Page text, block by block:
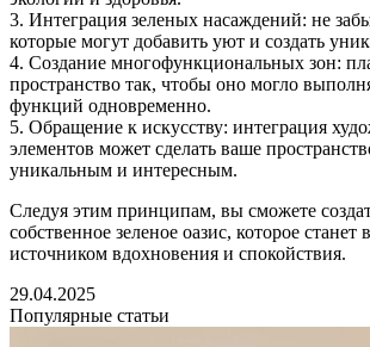
3. Интеграция зеленых насаждений: не
которые могут добавить уют и создать
4. Создание многофункциональных зон:
пространство так, чтобы оно могло
функций одновременно.
5. Обращение к искусству: интеграция
элементов может сделать ваше
уникальным и интересным.
Следуя этим принципам, вы сможете
собственное зеленое оазис, которое
источником вдохновения и спокойствия.
29.04.2025
Популярные статьи